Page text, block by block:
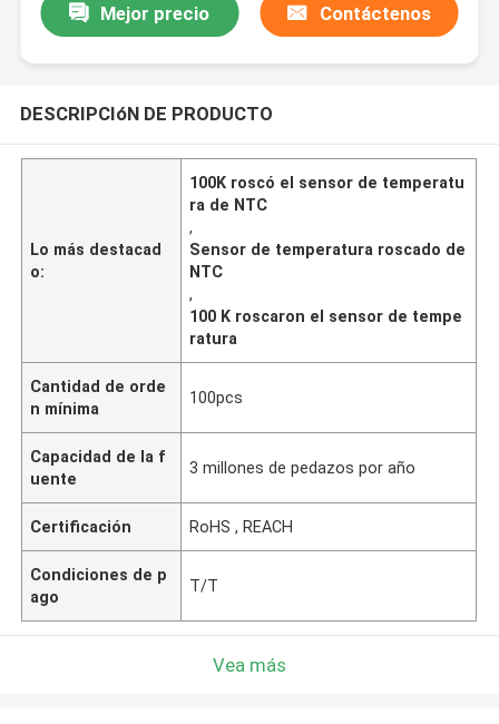
Mejor precio Contáctenos
DESCRIPCIóN DE PRODUCTO
Lo más destacad
o:
100K roscó el sensor de temperatu
ra de NTC
,
Sensor de temperatura roscado de
NTC
,
100 K roscaron el sensor de tempe
ratura
Cantidad de orde
n mínima
100pcs
Capacidad de la f
uente
3 millones de pedazos por año
Certificación RoHS , REACH
Condiciones de p
ago
T/T
Vea más